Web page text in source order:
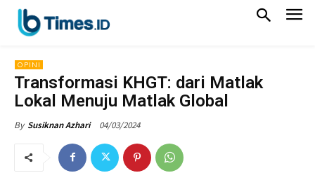
OPINI
Transformasi KHGT: dari Matlak
Lokal Menuju Matlak Global
By Susiknan Azhari 04/03/2024